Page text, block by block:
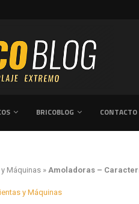
BRICOBLOG CONTACTO
Máquinas» Amoladoras –
y Máquinas